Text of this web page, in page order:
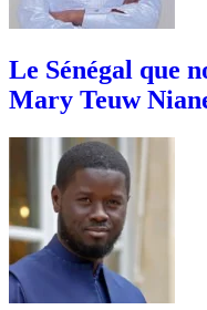
Le Sénégal que
Mary Teuw